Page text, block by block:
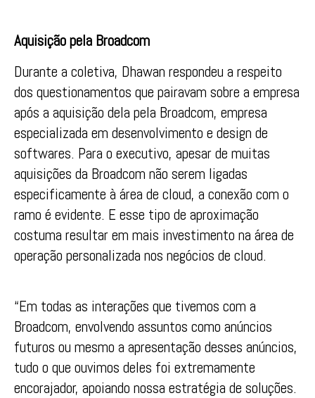
Aquisição pela Broadcom
Durante a coletiva, Dhawan respondeu a respeito
dos questionamentos que pairavam sobre a empresa
após a aquisição dela pela Broadcom, empresa
especializada em desenvolvimento e design de
softwares. Para o executivo, apesar de muitas
aquisições da Broadcom não serem ligadas
especificamente à área de cloud, a conexão com o
ramo é evidente. E esse tipo de aproximação
costuma resultar em mais investimento na área de
operação personalizada nos negócios de cloud.
“Em todas as interações que tivemos com a
Broadcom, envolvendo assuntos como anúncios
futuros ou mesmo a apresentação desses anúncios,
tudo o que ouvimos deles foi extremamente
encorajador, apoiando nossa estratégia de soluções.